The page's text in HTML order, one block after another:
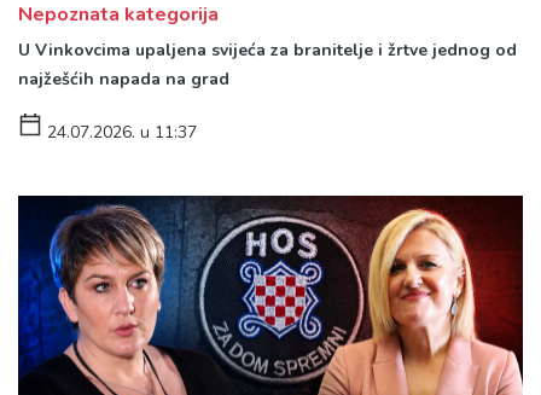
Nepoznata kategorija
U Vinkovcima upaljena svijeća za branitelje i žrtve jednog od
najžešćih napada na grad
24.07.2026. u 11:37